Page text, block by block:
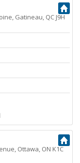
Gatineau, QC J9H
Ottawa, ON K1C